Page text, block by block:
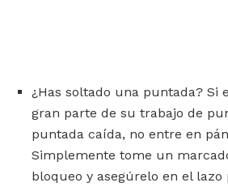
¿Has soltado una puntada? Si
gran parte de su trabajo de
puntada caída, no entre en
Simplemente tome un
bloqueo y asegúrelo en el lazo